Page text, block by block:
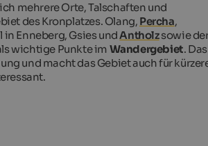
mehrere Orte, Talschaften und
des Kronplatzes. Olang, Percha,
in Enneberg, Gsies undAntholzsowie
wichtige Punkte im Wandergebiet. Das
und macht das Gebiet auch für